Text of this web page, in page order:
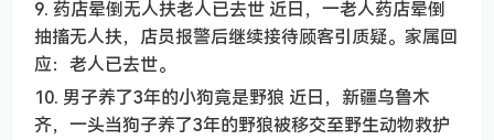
9. 药店晕倒无人扶老人已去世 近日，一老人药店晕倒
抽搐无人扶，店员报警后继续接待顾客引质疑。家属回
应：老人已去世。
10. 男子养了3年的小狗竟是野狼 近日，新疆乌鲁木
齐，一头当狗子养了3年的野狼被移交至野生动物救护